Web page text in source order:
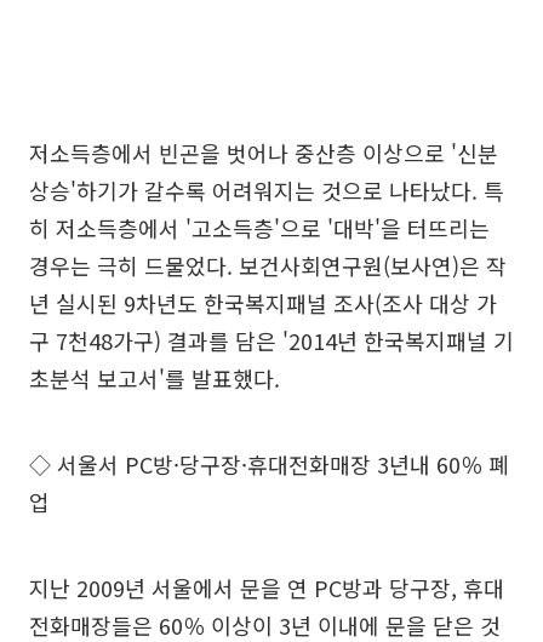
저소득층에서 빈곤을 벗어나 중산층 이상으로 '신분
상승'하기가 갈수록 어려워지는 것으로 나타났다. 특
히 저소득층에서 '고소득층'으로 '대박'을 터뜨리는
경우는 극히 드물었다. 보건사회연구원(보사연)은 작
년 실시된 9차년도 한국복지패널 조사(조사 대상 가
구 7천48가구) 결과를 담은 '2014년 한국복지패널 기
초분석 보고서'를 발표했다.
◇ 서울서 PC방·당구장·휴대전화매장 3년내 60％ 폐
업
지난 2009년 서울에서 문을 연 PC방과 당구장, 휴대
전화매장들은 60％ 이상이 3년 이내에 문을 닫은 것